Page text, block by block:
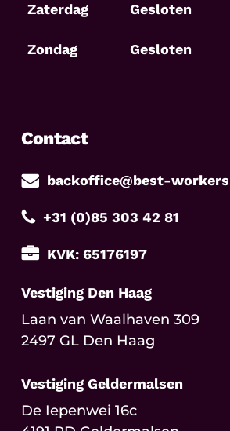
Zaterdag Gesloten
Zondag Gesloten
Contact
backoffice@best-
+31 (0)85 303 42 81
KVK: 65176197
Vestiging Den Haag
Laan van Waalhaven 309
2497 GL Den Haag
Vestiging Geldermalsen
De Iepenwei 16c